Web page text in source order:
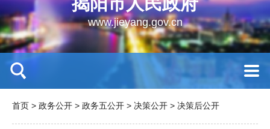
www.jieyang.gov.cn
首页 > 政务公开 > 政务五公开 > 决策公开 > 决策后公开